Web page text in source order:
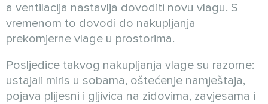
a ventilacija nastavlja dovoditi novu vlagu. S
vremenom to dovodi do nakupljanja
prekomjerne vlage u prostorima.
Posljedice takvog nakupljanja vlage su razorne:
ustajali miris u sobama, oštećenje namještaja,
pojava plijesni i gljivica na zidovima, zavjesama i